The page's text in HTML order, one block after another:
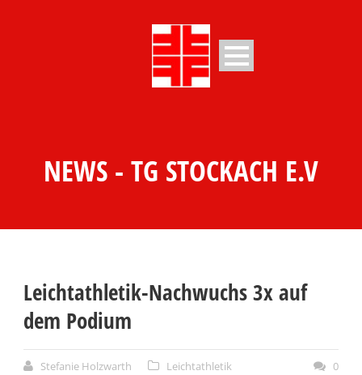
NEWS - TG STOCKACH E.V
Leichtathletik-Nachwuchs 3x auf
dem Podium
Stefanie Holzwarth Leichtathletik 0